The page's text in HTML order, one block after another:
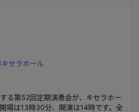
セラホール
る第52回定期演奏会が、キセラホー
場は13時30分、開演は14時です。全